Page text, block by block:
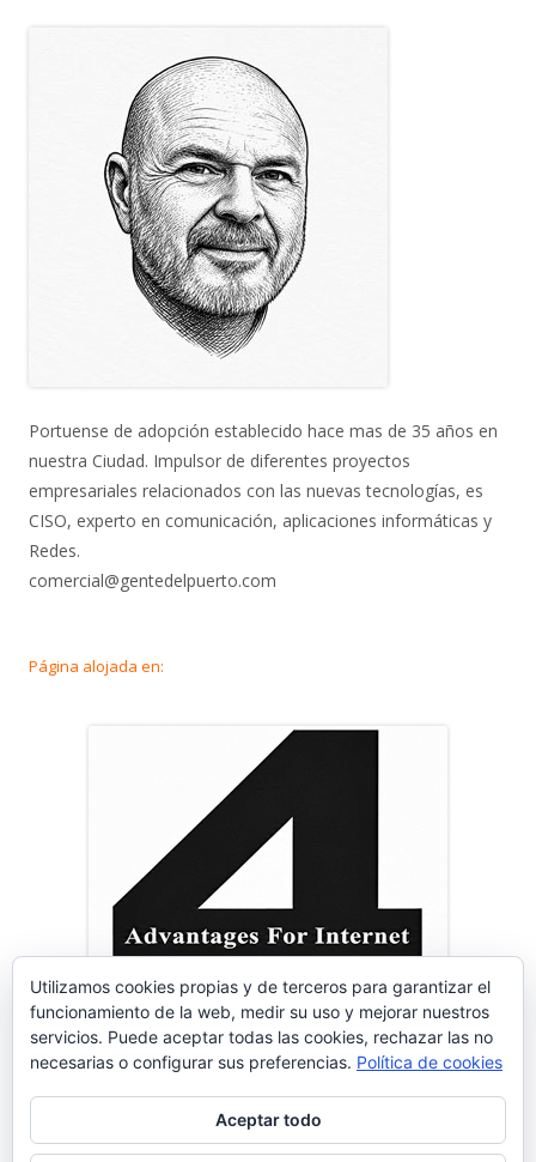
Portuense de adopción establecido hace mas de 35 años en
nuestra Ciudad. Impulsor de diferentes proyectos
empresariales relacionados con las nuevas tecnologías, es
CISO, experto en comunicación, aplicaciones informáticas y
Redes.
comercial@gentedelpuerto.com
Página alojada en:
Utilizamos cookies propias y de terceros para garantizar el
funcionamiento de la web, medir su uso y mejorar nuestros
servicios. Puede aceptar todas las cookies, rechazar las no
necesarias o configurar sus preferencias. Política de cookies
Aceptar todo